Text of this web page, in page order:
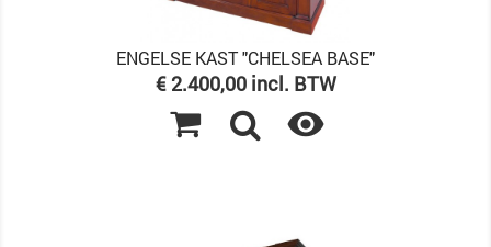
ENGELSE KAST "CHELSEA BASE"
Prijs
€ 2.400,00 incl. BTW
